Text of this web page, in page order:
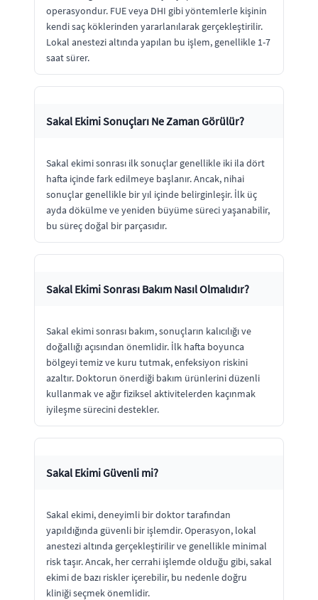
operasyondur. FUE veya DHI gibi yöntemlerle kişinin
kendi saç köklerinden yararlanılarak gerçekleştirilir.
Lokal anestezi altında yapılan bu işlem, genellikle 1-7
saat sürer.
Sakal Ekimi Sonuçları Ne Zaman Görülür?
Sakal ekimi sonrası ilk sonuçlar genellikle iki ila dört
hafta içinde fark edilmeye başlanır. Ancak, nihai
sonuçlar genellikle bir yıl içinde belirginleşir. İlk üç
ayda dökülme ve yeniden büyüme süreci yaşanabilir,
bu süreç doğal bir parçasıdır.
Sakal Ekimi Sonrası Bakım Nasıl Olmalıdır?
Sakal ekimi sonrası bakım, sonuçların kalıcılığı ve
doğallığı açısından önemlidir. İlk hafta boyunca
bölgeyi temiz ve kuru tutmak, enfeksiyon riskini
azaltır. Doktorun önerdiği bakım ürünlerini düzenli
kullanmak ve ağır fiziksel aktivitelerden kaçınmak
iyileşme sürecini destekler.
Sakal Ekimi Güvenli mi?
Sakal ekimi, deneyimli bir doktor tarafından
yapıldığında güvenli bir işlemdir. Operasyon, lokal
anestezi altında gerçekleştirilir ve genellikle minimal
risk taşır. Ancak, her cerrahi işlemde olduğu gibi, sakal
ekimi de bazı riskler içerebilir, bu nedenle doğru
kliniği seçmek önemlidir.